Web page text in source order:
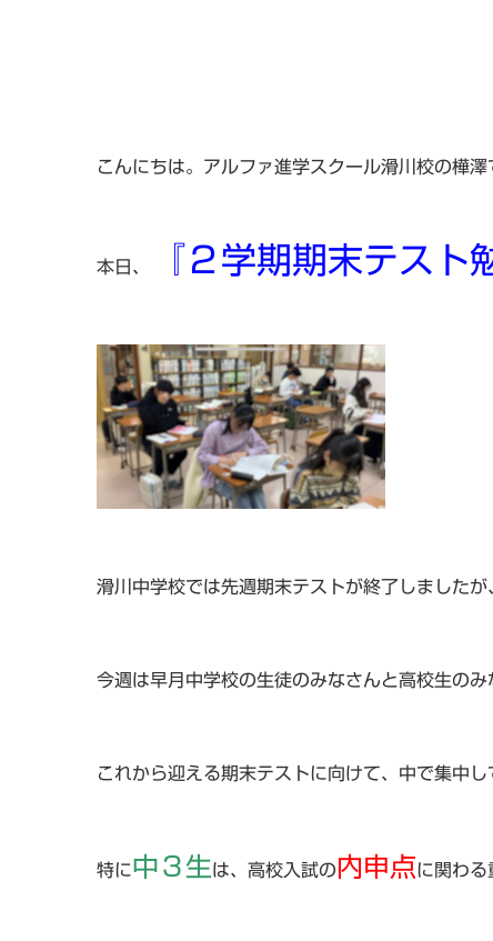
こんにちは。アルファ進学スクール滑川校の樺澤
本日、 『２学期期末テスト
滑川中学校では先週期末テストが終了しましたが
今週は早月中学校の生徒のみなさんと高校生のみ
これから迎える期末テストに向けて、中で集中し
特に中３生は、高校入試の内申点に関わる